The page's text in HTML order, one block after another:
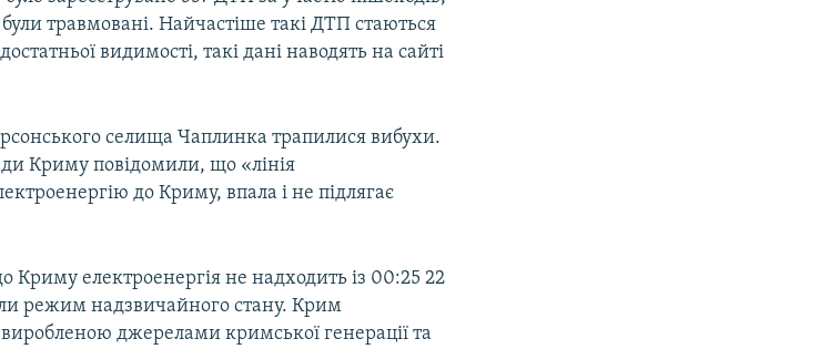
травмовані. Найчастіше такі ДТП стаються
видимості, такі дані наводять на сайті
селища Чаплинка трапилися вибухи.
Криму повідомили, що «лінія
до Криму, впала і не підлягає
Криму електроенергія не надходить із 00:25 22
режим надзвичайного стану. Крим
виробленою джерелами кримської генерації та